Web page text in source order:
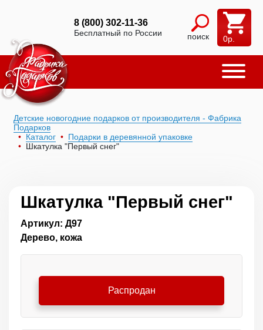
8 (800) 302-11-36
Бесплатный по России поиск 0р.
Детские новогодние подарков от производителя - Фабрика
Подарков
Каталог
Подарки в деревянной упаковке
Шкатулка "Первый снег"
Шкатулка "Первый снег"
Артикул: Д97
Дерево, кожа
Распродан